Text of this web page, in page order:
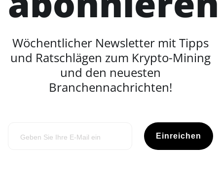
Wöchentlicher Newsletter mit Tipps
und Ratschlägen zum Krypto-Mining
und den neuesten
Branchennachrichten!
Einreichen